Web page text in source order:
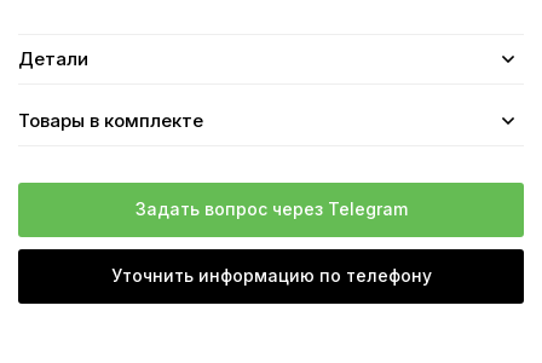
Детали
Товары в комплекте
Задать вопрос через Telegram
Уточнить информацию по телефону